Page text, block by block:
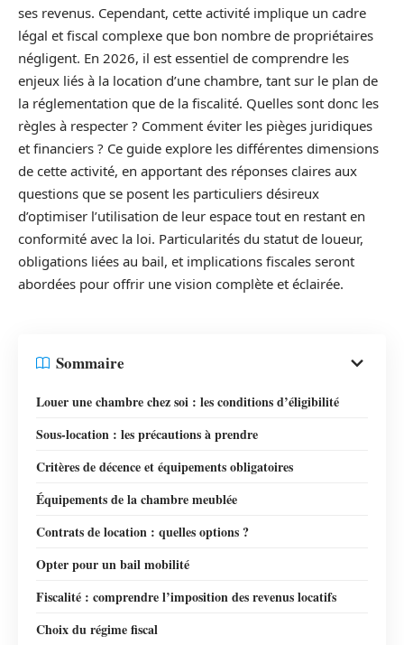
ses revenus. Cependant, cette activité implique un cadre
légal et fiscal complexe que bon nombre de propriétaires
négligent. En 2026, il est essentiel de comprendre les
enjeux liés à la location d’une chambre, tant sur le plan de
la réglementation que de la fiscalité. Quelles sont donc les
règles à respecter ? Comment éviter les pièges juridiques
et financiers ? Ce guide explore les différentes dimensions
de cette activité, en apportant des réponses claires aux
questions que se posent les particuliers désireux
d’optimiser l’utilisation de leur espace tout en restant en
conformité avec la loi. Particularités du statut de loueur,
obligations liées au bail, et implications fiscales seront
abordées pour offrir une vision complète et éclairée.
Sommaire
Louer une chambre chez soi : les conditions d’éligibilité
Sous-location : les précautions à prendre
Critères de décence et équipements obligatoires
Équipements de la chambre meublée
Contrats de location : quelles options ?
Opter pour un bail mobilité
Fiscalité : comprendre l’imposition des revenus locatifs
Choix du régime fiscal